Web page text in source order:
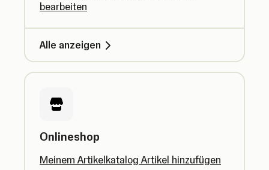
bearbeiten
Alle anzeigen
Onlineshop
Meinem Artikelkatalog Artikel hinzufügen